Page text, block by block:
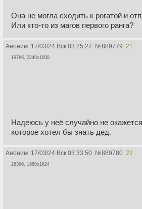
Она не могла сходить к рогатой и
Или кто-то из магов первого ранга?
Аноним 17/03/24 Вск 03:25:27 №889779 21
197Кб, 2240x1608
Надеюсь у неё случайно не
которое хотел бы знать дед.
Аноним 17/03/24 Вск 03:33:50 №889780 22
263Кб, 1968x1624